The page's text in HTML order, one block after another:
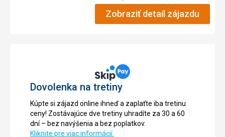
Zobraziť detail zájazdu
Dovolenka na tretiny
Kúpte si zájazd online ihneď a zaplaťte iba tretinu
ceny! Zostávajúce dve tretiny uhradíte za 30 a 60
dní – bez navýšenia a bez poplatkov.
Kliknite pre viac informácií.